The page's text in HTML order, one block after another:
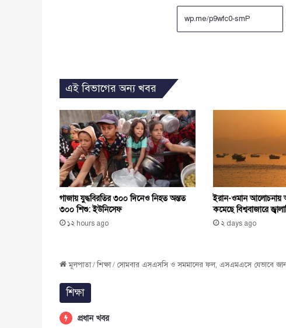
এই বিভাগের অন্য খবর
গাজায় যুদ্ধবিরতির ৩০০ দিনেও নিহত অন্তত
৩০০ শিশু: ইউনিসেফ
১২ hours ago
ইরান-ওমান আলোচনায়
কমেছে বিশ্ববাজারে
২ days ago